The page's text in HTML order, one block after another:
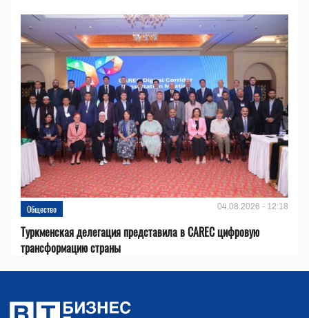
Общество 04.08.2026 - 12:18
Туркменская делегация представила в CAREC цифровую
трансформацию страны